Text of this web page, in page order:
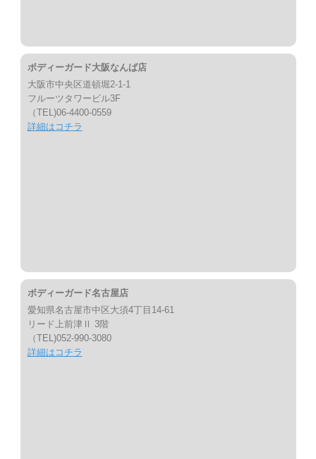
ボディーガード大阪なんば店
大阪市中央区道頓堀2-1-1
フルーツタワービル3F
（TEL)06-4400-0559
詳細はコチラ
ボディーガード名古屋店
愛知県名古屋市中区大須4丁目14-61
リード上前津Ⅱ 3階
（TEL)052-990-3080
詳細はコチラ